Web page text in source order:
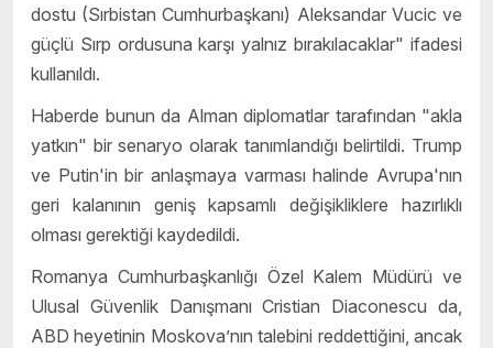
dostu (Sırbistan Cumhurbaşkanı) Aleksandar Vucic ve
güçlü Sırp ordusuna karşı yalnız bırakılacaklar" ifadesi
kullanıldı.
Haberde bunun da Alman diplomatlar tarafından "akla
yatkın" bir senaryo olarak tanımlandığı belirtildi. Trump
ve Putin'in bir anlaşmaya varması halinde Avrupa'nın
geri kalanının geniş kapsamlı değişikliklere hazırlıklı
olması gerektiği kaydedildi.
Romanya Cumhurbaşkanlığı Özel Kalem Müdürü ve
Ulusal Güvenlik Danışmanı Cristian Diaconescu da,
ABD heyetinin Moskova’nın talebini reddettiğini, ancak